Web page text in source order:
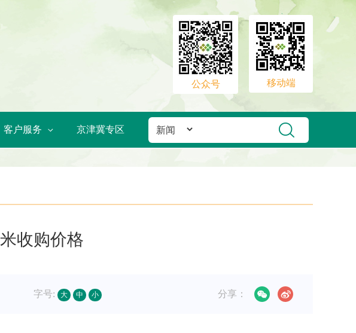
公众号 移动端
客户服务 京津冀专区
收购价格
字号: 大 中 小 分享：